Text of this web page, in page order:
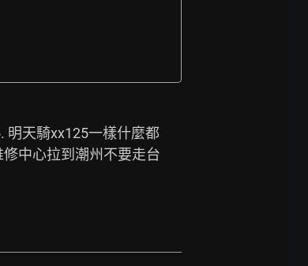
明天騎xx125一樣什麼都
中心拉到潮州不要走台